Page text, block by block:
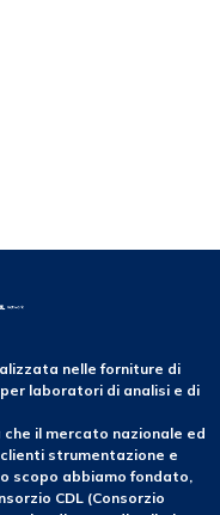
nelle forniture di
laboratori di analisi e di
il mercato nazionale ed
strumentazione e
scopo abbiamo fondato,
CDL (Consorzio